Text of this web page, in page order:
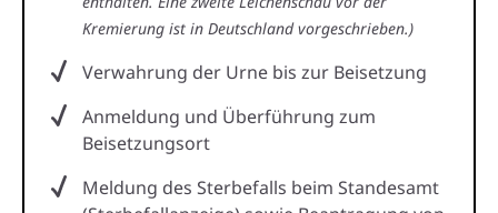
Kremierung ist in Deutschland vorgeschrieben.)
Verwahrung der Urne bis zur Beisetzung
Anmeldung und Überführung zum
Beisetzungsort
Meldung des Sterbefalls beim Standesamt